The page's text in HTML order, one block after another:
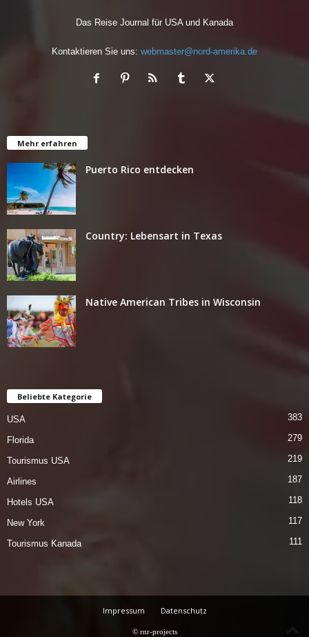
Das Reise Journal für USA und Kanada
Kontaktieren Sie uns: webmaster@nord-amerika.de
Mehr erfahren
Puerto Rico entdecken
Country: Lebensart in Texas
Native American Tribes in Wisconsin
Beliebte Kategorie
USA 383
Florida 279
Tourismus USA 219
Airlines 187
Hotels USA 118
New York 117
Tourismus Kanada 111
Impressum Datenschutz
© rnr-projects